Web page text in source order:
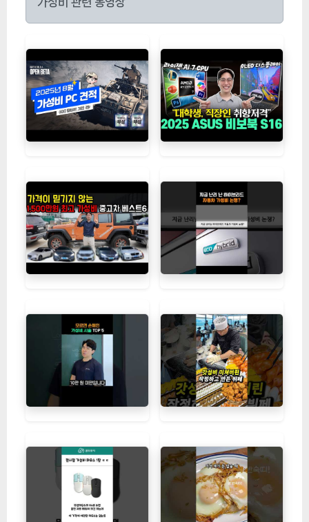
기O(찌개용) [단품], 2.5kg, 1개
24,000원
현재 할인중인지 확인하기
네이버백과 검색 네이버사전 검색 위키백과 검색
[잇팅나우ㅣ인기상품] 오늘의 바다 국산 햇
보리새우: 맛, 품질, 다용도가 돋보이는 수제 간미
[EatingNOWㅣ추천상품]